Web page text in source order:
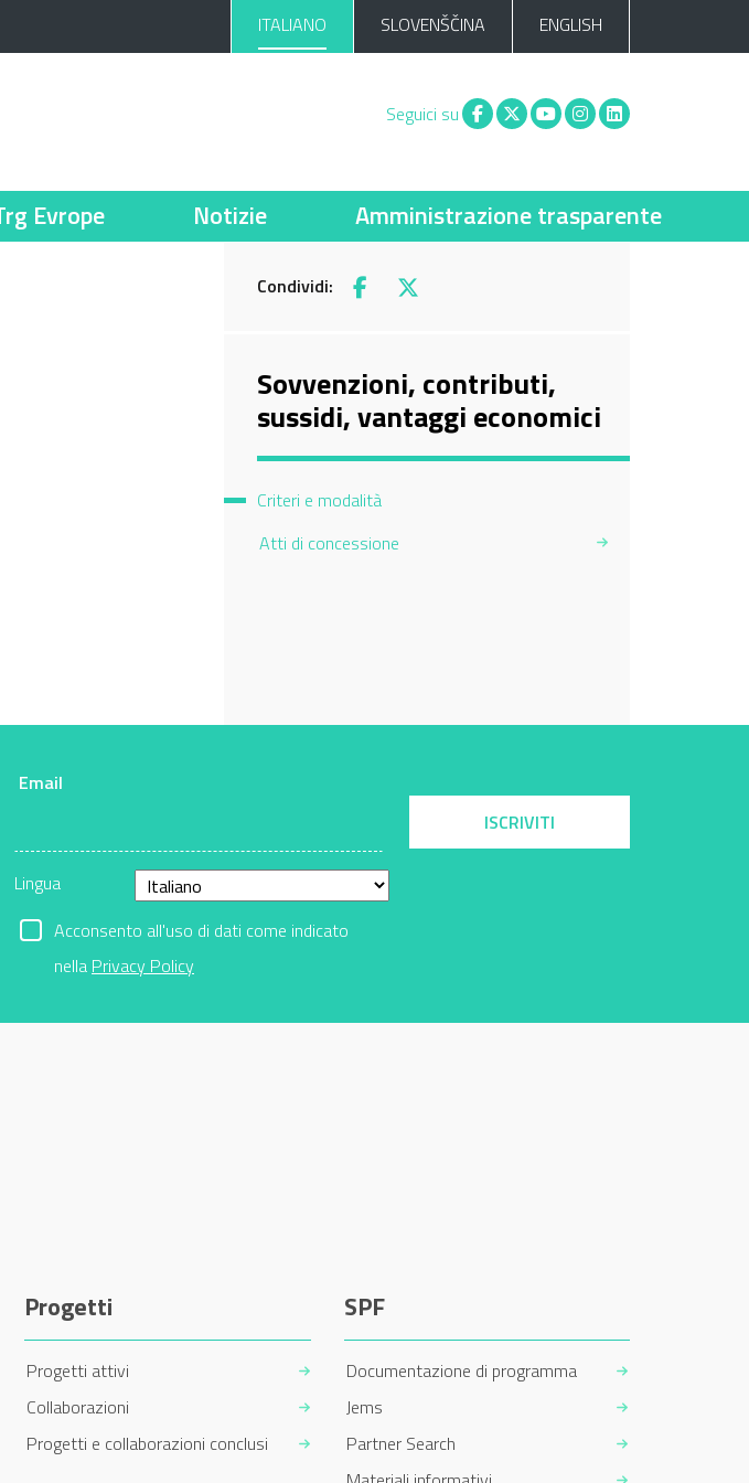
ITALIANO SLOVENŠČINA ENGLISH
Seguici su Facebook
X You tubeInstagram
Linkedin
Evrope Notizie Amministrazione trasparente
Condividi: Facebook
X
Sovvenzioni, contributi,
sussidi, vantaggi economici
Criteri e modalità
Atti di concessione
Email
Lingua
Acconsento all'uso di dati come indicato
nella Privacy Policy
ISCRIVITI
Progetti
Progetti attivi
Collaborazioni
Progetti e collaborazioni conclusi
SPF
Documentazione di programma
Jems
Partner Search